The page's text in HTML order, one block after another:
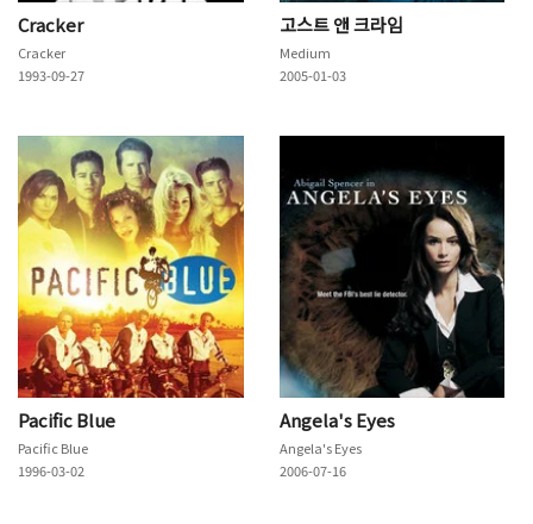
Cracker
Cracker
1993-09-27
고스트 앤 크라임
Medium
2005-01-03
Pacific Blue
Pacific Blue
1996-03-02
Angela's Eyes
Angela's Eyes
2006-07-16